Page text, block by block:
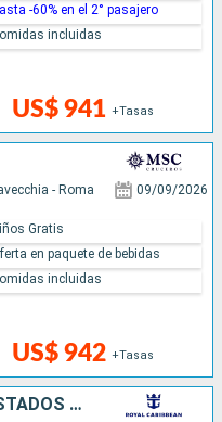
US$ 941 +Tasas
-60% en el 2° pasajero
incluidas
- Roma 09/09/2026
US$ 942 +Tasas
Gratis
en paquete de bebidas
incluidas
SAN MARTÍN, BAHAMAS, ESTADOS UNIDOS